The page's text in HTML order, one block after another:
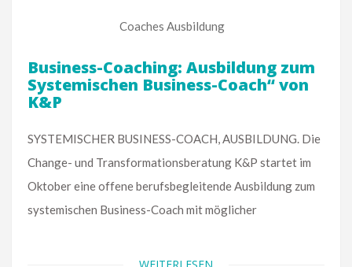
Coaches Ausbildung
Business-Coaching: Ausbildung zum
Systemischen Business-Coach“ von
K&P
SYSTEMISCHER BUSINESS-COACH, AUSBILDUNG. Die
Change- und Transformationsberatung K&P startet im
Oktober eine offene berufsbegleitende Ausbildung zum
systemischen Business-Coach mit möglicher